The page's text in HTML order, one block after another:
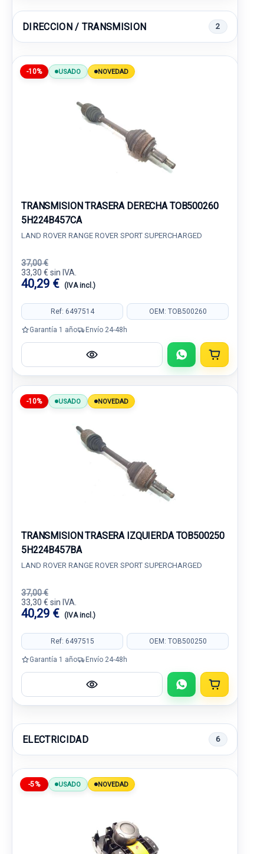
DIRECCION / TRANSMISION 2
-10% USADO NOVEDAD
TRANSMISION TRASERA DERECHA TOB500260
5H224B457CA
LAND ROVER RANGE ROVER SPORT SUPERCHARGED
37,00 €
33,30 € sin IVA.
40,29 € (IVA incl.)
Ref: 6497514 OEM: TOB500260
Garantía 1 año Envío 24-48h
-10% USADO NOVEDAD
TRANSMISION TRASERA IZQUIERDA TOB500250
5H224B457BA
LAND ROVER RANGE ROVER SPORT SUPERCHARGED
37,00 €
33,30 € sin IVA.
40,29 € (IVA incl.)
Ref: 6497515 OEM: TOB500250
Garantía 1 año Envío 24-48h
ELECTRICIDAD 6
-5% USADO NOVEDAD